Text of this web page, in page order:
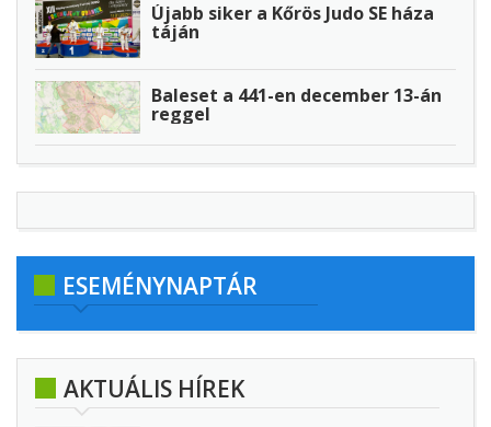
Újabb siker a Kőrös Judo SE háza
táján
Baleset a 441-en december 13-án
reggel
ESEMÉNYNAPTÁR
AKTUÁLIS HÍREK